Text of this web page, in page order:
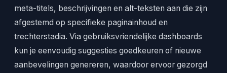
meta-titels, beschrijvingen en alt-teksten aan die zijn
afgestemd op specifieke paginainhoud en
trechterstadia. Via gebruiksvriendelijke dashboards
kun je eenvoudig suggesties goedkeuren of nieuwe
aanbevelingen genereren, waardoor ervoor gezorgd